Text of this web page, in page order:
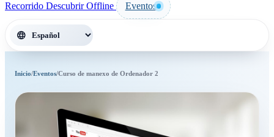
Recorrido DescubrirOffline Eventos
language
Inicio/Eventos/Curso de manexo de Ordenador 2